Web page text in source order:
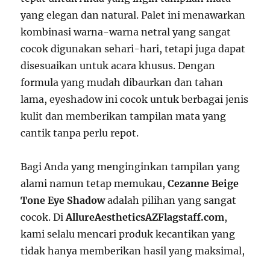
yang elegan dan natural. Palet ini menawarkan
kombinasi warna-warna netral yang sangat
cocok digunakan sehari-hari, tetapi juga dapat
disesuaikan untuk acara khusus. Dengan
formula yang mudah dibaurkan dan tahan
lama, eyeshadow ini cocok untuk berbagai jenis
kulit dan memberikan tampilan mata yang
cantik tanpa perlu repot.
Bagi Anda yang menginginkan tampilan yang
alami namun tetap memukau,Cezanne Beige
Tone Eye Shadowadalah pilihan yang sangat
cocok. DiAllureAestheticsAZFlagstaff.com,
kami selalu mencari produk kecantikan yang
tidak hanya memberikan hasil yang maksimal,